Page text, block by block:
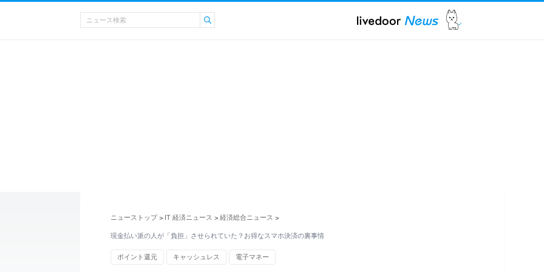
ニューストップ > IT 経済ニュース > 経済総合ニュース >
現金払い派の人が「負担」させられていた？お得なスマホ決済の裏事情
ポイント還元 キャッシュレス 電子マネー